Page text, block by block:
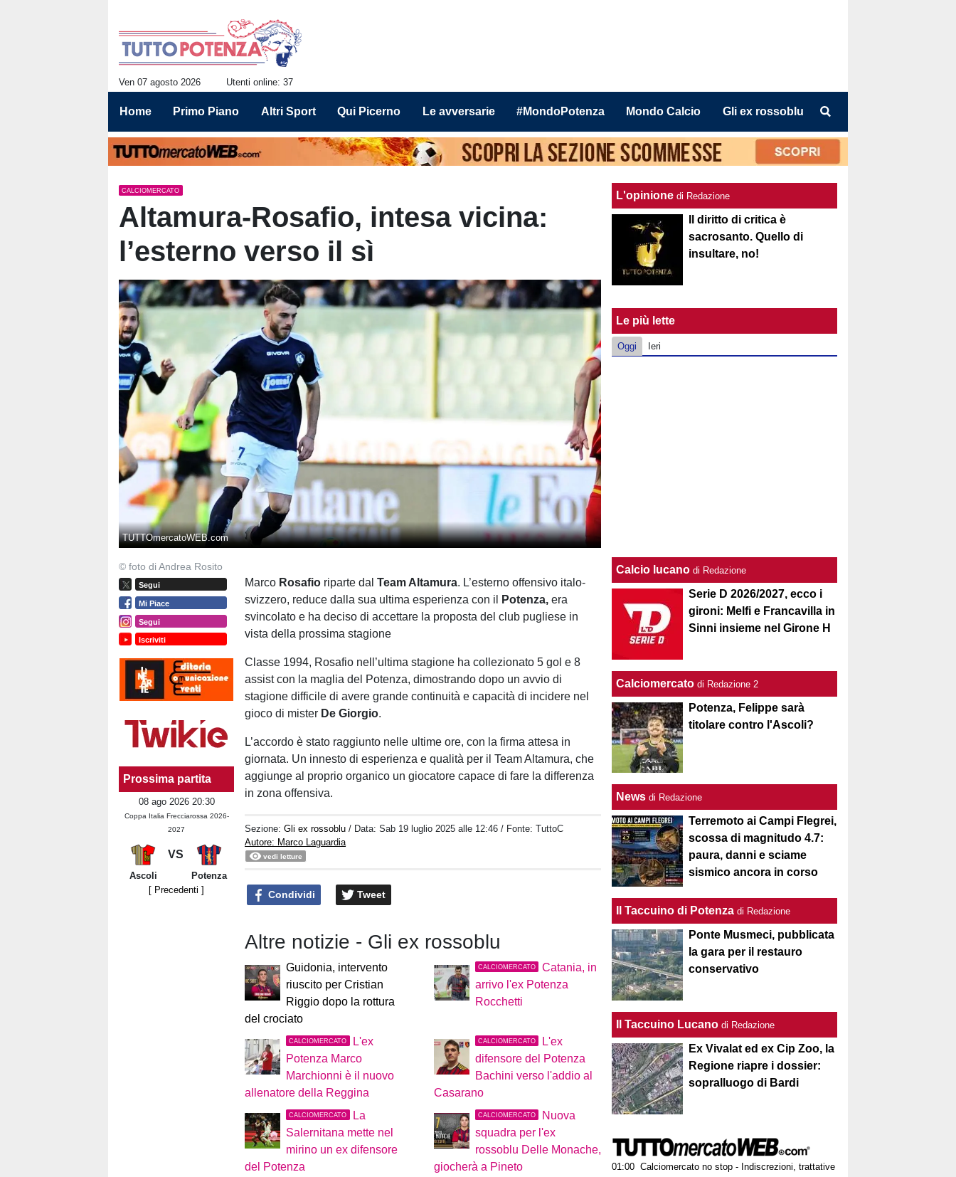
Ven 07 agosto 2026 Utenti online: 37
Home Primo Piano Altri Sport Qui Picerno Le avversarie #MondoPotenza Mondo Calcio Gli ex rossoblu
CALCIOMERCATO
Altamura-Rosafio, intesa vicina:
l’esterno verso il sì
TUTTOmercatoWEB.com
© foto di Andrea Rosito
Segui
Mi Piace
Segui
Iscriviti
Prossima partita
08 ago 2026 20:30
Coppa Italia Frecciarossa 2026-
2027
VS
Ascoli
Potenza
[ Precedenti ]
Marco Rosafio riparte dalTeam Altamura. L’esterno offensivo italo-
svizzero, reduce dalla sua ultima esperienza con il
Potenza, era
svincolato e ha deciso di accettare la proposta del club pugliese in
vista della prossima stagione
Classe 1994, Rosafio nell’ultima stagione ha collezionato 5 gol e 8
assist con la maglia del Potenza, dimostrando dopo un avvio di
stagione difficile di avere grande continuità e capacità di incidere nel
gioco di mister De Giorgio.
L’accordo è stato raggiunto nelle ultime ore, con la firma attesa in
giornata. Un innesto di esperienza e qualità per il Team Altamura, che
aggiunge al proprio organico un giocatore capace di fare la differenza
in zona offensiva.
Sezione:Gli ex rossoblu / Data:Sab 19 luglio 2025 alle 12:46 / Fonte: TuttoC
Autore: Marco Laguardia
vedi letture
Condividi Tweet
Altre notizie - Gli ex rossoblu
Guidonia, intervento
riuscito per Cristian
Riggio dopo la rottura
del crociato
CALCIOMERCATO
Catania, in
arrivo l'ex Potenza
Rocchetti
CALCIOMERCATO
L'ex
Potenza Marco
Marchionni è il nuovo
allenatore della Reggina
CALCIOMERCATO
L'ex
difensore del Potenza
Bachini verso l'addio al
Casarano
CALCIOMERCATO
La
Salernitana mette nel
mirino un ex difensore
del Potenza
CALCIOMERCATO
Nuova
squadra per l'ex
rossoblu Delle Monache,
giocherà a Pineto
L'opinione di Redazione
Il diritto di critica è
sacrosanto. Quello di
insultare, no!
Le più lette
Oggi Ieri
Calcio lucanodi Redazione
Serie D 2026/2027, ecco i
gironi: Melfi e Francavilla in
Sinni insieme nel Girone H
Calciomercato di Redazione 2
Potenza, Felippe sarà
titolare contro l'Ascoli?
News di Redazione
Terremoto ai Campi Flegrei,
scossa di magnitudo 4.7:
paura, danni e sciame
sismico ancora in corso
Il Taccuino di Potenza di Redazione
Ponte Musmeci, pubblicata
la gara per il restauro
conservativo
Il Taccuino Lucano di Redazione
Ex Vivalat ed ex Cip Zoo, la
Regione riapre i dossier:
sopralluogo di Bardi
01:00 Calciomercato no stop - Indiscrezioni, trattative